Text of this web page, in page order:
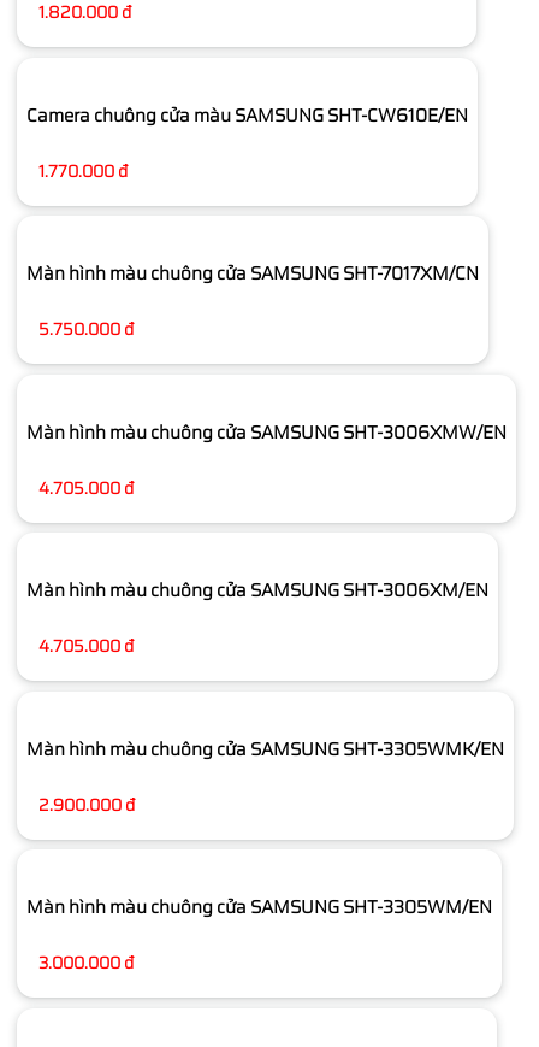
1.820.000 đ
Camera chuông cửa màu SAMSUNG SHT-CW610E/EN
1.770.000 đ
Màn hình màu chuông cửa SAMSUNG SHT-7017XM/CN
5.750.000 đ
Màn hình màu chuông cửa SAMSUNG SHT-3006XMW/EN
4.705.000 đ
Màn hình màu chuông cửa SAMSUNG SHT-3006XM/EN
4.705.000 đ
Màn hình màu chuông cửa SAMSUNG SHT-3305WMK/EN
2.900.000 đ
Màn hình màu chuông cửa SAMSUNG SHT-3305WM/EN
3.000.000 đ